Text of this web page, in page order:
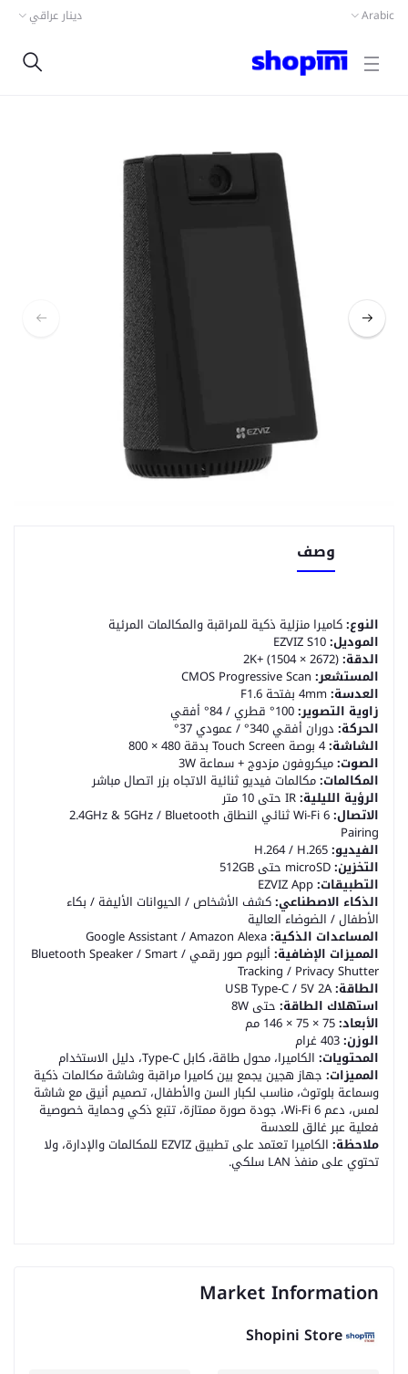
Arabic دينار عراقي
وصف
النوع:كاميرا منزلية ذكية للمراقبة والمكالمات المرئية
الموديل:
الدقة:
المستشعر:
العدسة:
زاوية التصوير:
الحركة: دوران أفقي 340° / عمودي 37°
الشاشة:4 بوصة Touch Screen بدقة 480 × 800
الصوت:ميكروفون مزدوج + سماعة 3W
المكالمات:مكالمات فيديو ثنائية الاتجاه بزر اتصال مباشر
الرؤية الليلية:
الاتصال: Wi-Fi 6 ثنائي النطاق 2.4GHz & 5GHz / Bluetooth
Pairing
الفيديو:
التخزين:
التطبيقات:
الذكاء الاصطناعي:كشف الأشخاص / الحيوانات الأليفة / بكاء
الأطفال / الضوضاء العالية
المساعدات الذكية:
المميزات الإضافية: ألبوم صور رقمي / Bluetooth Speaker / Smart
Tracking / Privacy Shutter
الطاقة:USB Type-C / 5V 2A
استهلاك الطاقة: حتى 8W
الأبعاد:
الوزن:
المحتويات: الكاميرا، محول طاقة، كابل Type-C، دليل الاستخدام
المميزات: جهاز هجين يجمع بين كاميرا مراقبة وشاشة مكالمات ذكية
وسماعة بلوتوث، مناسب لكبار السن والأطفال، تصميم أنيق مع شاشة
لمس، دعم Wi-Fi 6، جودة صورة ممتازة، تتبع ذكي وحماية خصوصية
فعلية عبر غالق للعدسة
ملاحظة: الكاميرا تعتمد على تطبيق EZVIZ للمكالمات والإدارة، ولا
تحتوي على منفذ LAN سلكي.
Market Information
Shopini Store